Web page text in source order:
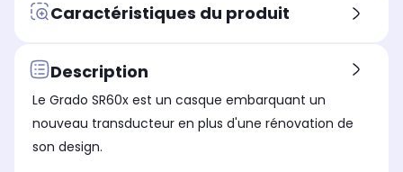
Caractéristiques du produit
Description
Le Grado SR60x est un casque embarquant un
nouveau transducteur en plus d'une rénovation de
son design.